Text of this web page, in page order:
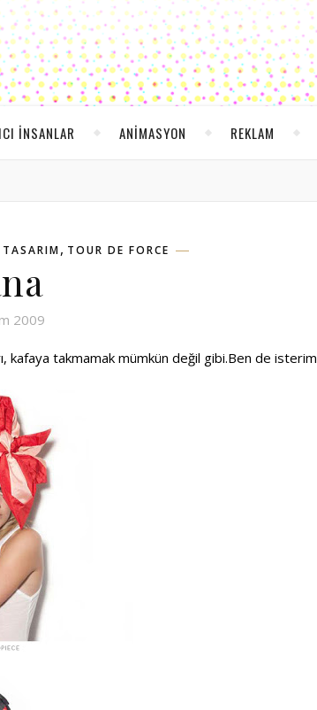
INSANLAR ANIMASYON REKLAM
TASARIM, TOUR DE FORCE
2009
kafaya takmamak mümkün değil gibi.Ben de isterim